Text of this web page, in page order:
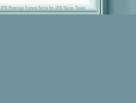
IPB Prestige Forum Style by IPB Skins Team